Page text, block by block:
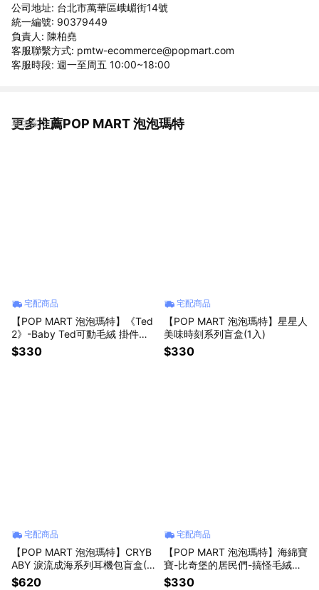
公司地址: 台北市萬華區峨嵋街14號
統一編號: 90379449
負責人: 陳柏堯
客服聯繫方式: pmtw-ecommerce@popmart.com
客服時段: 週一至周五 10:00~18:00
更多推薦POP MART 泡泡瑪特
看更多
宅配商品
【POP MART 泡泡瑪特】《Ted
2》-Baby Ted可動毛絨 掛件盲
盒(1入)
$330
宅配商品
【POP MART 泡泡瑪特】星星人
美味時刻系列盲盒(1入)
$330
宅配商品
【POP MART 泡泡瑪特】CRYB
ABY 淚流成海系列耳機包盲盒(1
入)
$620
宅配商品
【POP MART 泡泡瑪特】海綿寶
寶-比奇堡的居民們-搞怪毛絨第
二彈盲盒(1入)
$330